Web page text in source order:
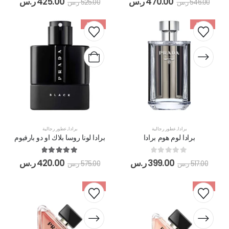
546.00ر.س 525.00ر.س
-23%
برادا,عطور رجالية
برادا لوم هوم برادا
517.00ر.س 399.00ر.س
-27%
برادا,عطور رجالية
برادا لونا روسا بلاك او دو بارفيوم
575.00ر.س 420.00ر.س
SALE
-21%